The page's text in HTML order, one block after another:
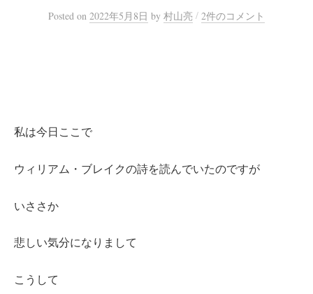
Posted on 2022年5月8日 by 村山亮 / 2件のコメント
私は今日ここで
ウィリアム・ブレイクの詩を読んでいたのですが
いささか
悲しい気分になりまして
こうして